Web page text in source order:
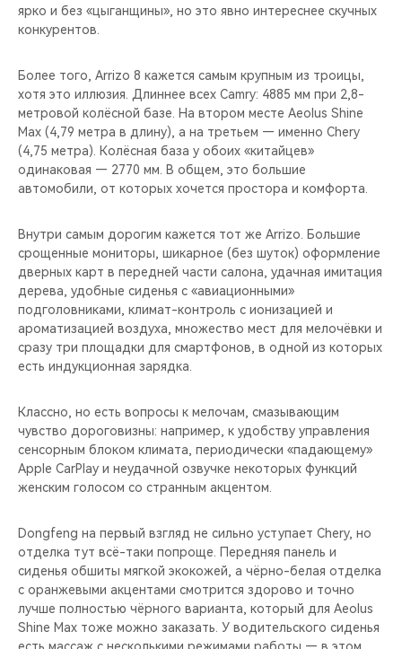
ярко и без «цыганщины», но это явно интереснее скучных
конкурентов.
Более того, Arrizo 8 кажется самым крупным из троицы,
хотя это иллюзия. Длиннее всех Camry: 4885 мм при 2,8-
метровой колёсной базе. На втором месте Aeolus Shine
Max (4,79 метра в длину), а на третьем — именно Chery
(4,75 метра). Колёсная база у обоих «китайцев»
одинаковая — 2770 мм. В общем, это большие
автомобили, от которых хочется простора и комфорта.
Внутри самым дорогим кажется тот же Arrizo. Большие
срощенные мониторы, шикарное (без шуток) оформление
дверных карт в передней части салона, удачная имитация
дерева, удобные сиденья с «авиационными»
подголовниками, климат-контроль с ионизацией и
ароматизацией воздуха, множество мест для мелочёвки и
сразу три площадки для смартфонов, в одной из которых
есть индукционная зарядка.
Классно, но есть вопросы к мелочам, смазывающим
чувство дороговизны: например, к удобству управления
сенсорным блоком климата, периодически «падающему»
Apple CarPlay и неудачной озвучке некоторых функций
женским голосом со странным акцентом.
Dongfeng на первый взгляд не сильно уступает Chery, но
отделка тут всё-таки попроще. Передняя панель и
сиденья обшиты мягкой экокожей, а чёрно-белая отделка
с оранжевыми акцентами смотрится здорово и точно
лучше полностью чёрного варианта, который для Aeolus
Shine Max тоже можно заказать. У водительского сиденья
есть массаж с несколькими режимами работы — в этом